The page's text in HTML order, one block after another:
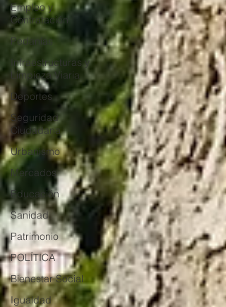
Empleo y
Contratación
Pedanías
Infraestructuras y
Limpieza Viaria
Deportes
Seguridad
Ciudadana
Urbanismo
Mercados
Educación
Sanidad
Patrimonio
POLÍTICA
Bienestar Social
Igualdad